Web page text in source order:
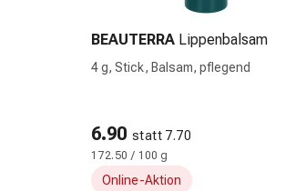
Gedächtnis-
&
Antiallergika
Für
die
BEAUTERRA Lippenbalsam
4 g, Stick, Balsam, pflegend
6.90 statt 7.70
172.50 / 100 g
Online-Aktion